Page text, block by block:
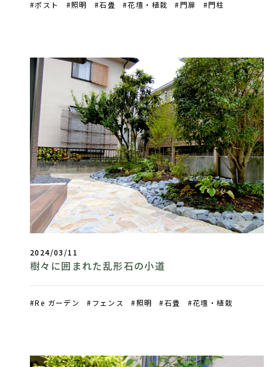
ポスト
照明 石畳 花壇・植栽 門扉 門柱
2024/03/11
樹々に囲まれた乱形石の小道
Re ガーデン フェンス 照明 石畳 花壇・植栽